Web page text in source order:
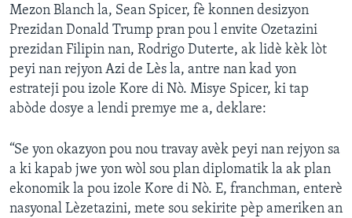
Mezon Blanch la, Sean Spicer, fè konnen desizyon
Prezidan Donald Trump pran pou l envite Ozetazini
prezidan Filipin nan, Rodrigo Duterte, ak lidè kèk lòt
peyi nan rejyon Azi de Lès la, antre nan kad yon
estrateji pou izole Kore di Nò. Misye Spicer, ki tap
abòde dosye a lendi premye me a, deklare:
“Se yon okazyon pou nou travay avèk peyi nan rejyon sa
a ki kapab jwe yon wòl sou plan diplomatik la ak plan
ekonomik la pou izole Kore di Nò. E, franchman, enterè
nasyonal Lèzetazini, mete sou sekirite pèp ameriken an